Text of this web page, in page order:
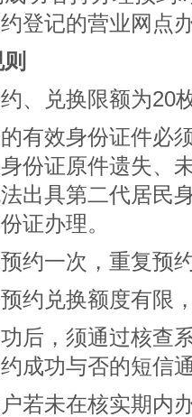
登记的营业网点
、兑换限额为20
有效身份证件必
份证原件遗失、
出具第二代居民
证办理。
约一次，重复预
约兑换额度有限
后，须通过核查
成功与否的短信
若未在核实期内